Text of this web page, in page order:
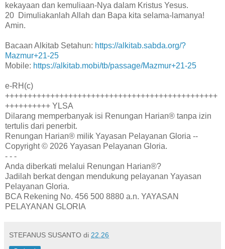
kekayaan dan kemuliaan-Nya dalam Kristus Yesus.
20 Dimuliakanlah Allah dan Bapa kita selama-lamanya!
Amin.
Bacaan Alkitab Setahun: https://alkitab.sabda.org/?
Mazmur+21-25
Mobile: https://alkitab.mobi/tb/passage/Mazmur+21-25
e-RH(c)
+++++++++++++++++++++++++++++++++++++++++++++++
++++++++++ YLSA
Dilarang memperbanyak isi Renungan Harian® tanpa izin
tertulis dari penerbit.
Renungan Harian® milik Yayasan Pelayanan Gloria --
Copyright © 2026 Yayasan Pelayanan Gloria.
- - -
Anda diberkati melalui Renungan Harian®?
Jadilah berkat dengan mendukung pelayanan Yayasan
Pelayanan Gloria.
BCA Rekening No. 456 500 8880 a.n. YAYASAN
PELAYANAN GLORIA
STEFANUS SUSANTO di 22.26